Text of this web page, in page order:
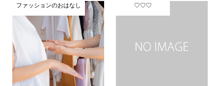
ファッションのおはなし ♡♡♡